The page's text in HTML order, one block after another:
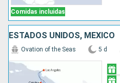
Comidas incluidas
ESTADOS UNIDOS, MÉXICO
Ovation of the Seas 5 d